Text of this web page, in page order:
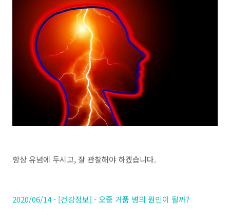
항상 유념에 두시고, 잘 관찰해야 하겠습니다.
2020/06/14 - [건강정보] - 오줌 거품 병의 원인이 될까?